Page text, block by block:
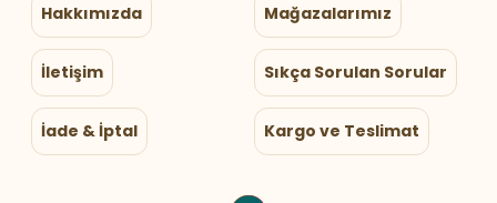
Hakkımızda Mağazalarımız
İletişim Sıkça Sorulan Sorular
İade & İptal Kargo ve Teslimat